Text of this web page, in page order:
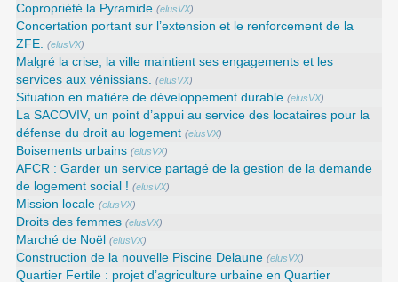
Copropriété la Pyramide (elusVX)
Concertation portant sur l’extension et le renforcement de la
ZFE.
(elusVX)
Malgré la crise, la ville maintient ses engagements et les
services aux vénissians.
(elusVX)
Situation en matière de développement durable (elusVX)
La SACOVIV, un point d’appui au service des locataires pour la
défense du droit au logement (elusVX)
Boisements urbains (elusVX)
AFCR : Garder un service partagé de la gestion de la demande
de logement social ! (elusVX)
Mission locale (elusVX)
Droits des femmes (elusVX)
Marché de Noël (elusVX)
Construction de la nouvelle Piscine Delaune (elusVX)
Quartier Fertile : projet d’agriculture urbaine en Quartier